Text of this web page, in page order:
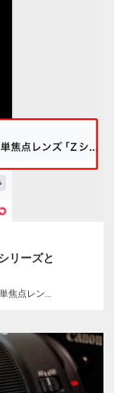
リーズと
焦点レン...